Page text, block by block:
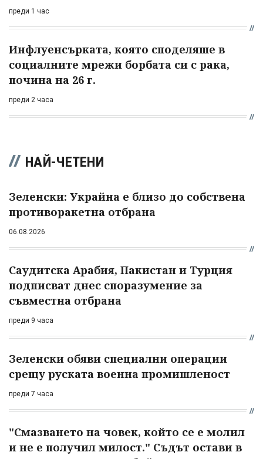
преди 1 час
Инфлуенсърката, която споделяше в
социалните мрежи борбата си с рака,
почина на 26 г.
преди 2 часа
НАЙ-ЧЕТЕНИ
Зеленски: Украйна е близо до собствена
противоракетна отбрана
06.08.2026
Саудитска Арабия, Пакистан и Турция
подписват днес споразумение за
съвместна отбрана
преди 9 часа
Зеленски обяви специални операции
срещу руската военна промишленост
преди 7 часа
"Смазването на човек, който се е молил
и не е получил милост." Съдът остави в